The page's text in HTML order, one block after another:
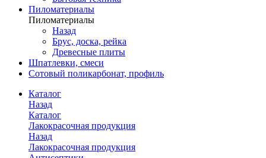
Пиломатериалы
Пиломатериалы
Назад
Брус, доска, рейка
Древесные плиты
Шпатлевки, смеси
Сотовый поликарбонат, профиль
Каталог
Назад
Каталог
Лакокрасочная продукция
Назад
Лакокрасочная продукция